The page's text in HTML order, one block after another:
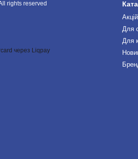
rights reserved
Для
Для